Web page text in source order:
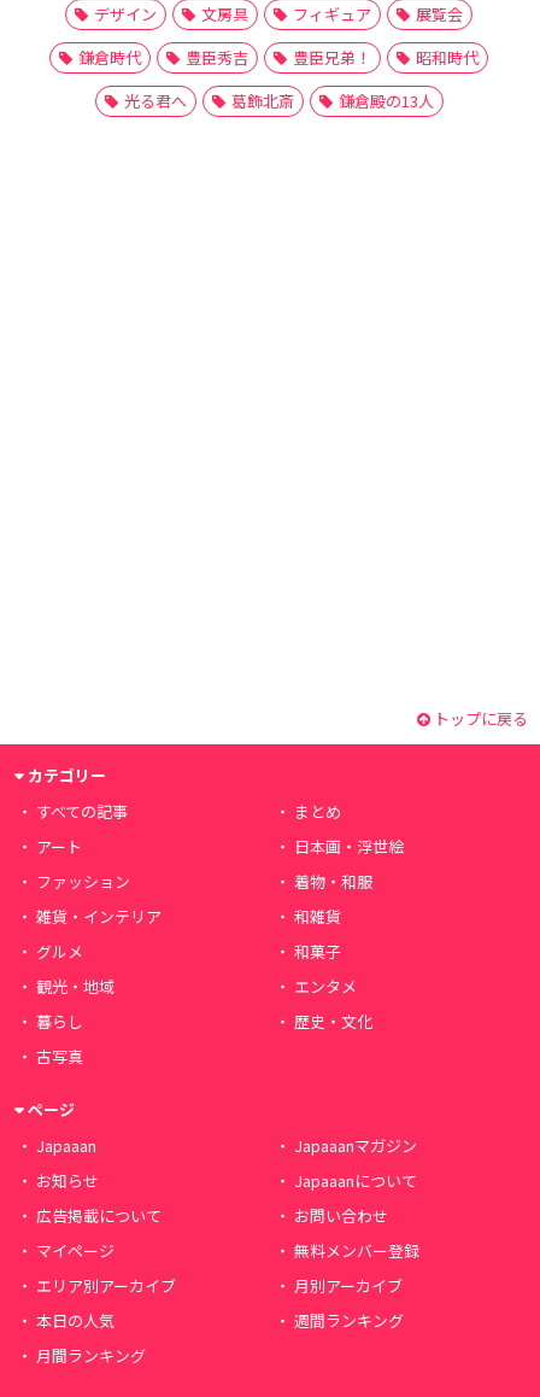
デザイン
文房具 フィギュア
展覧会
鎌倉時代
豊臣秀吉 豊臣兄弟！
昭和時代
光る君へ
葛飾北斎 鎌倉殿の13人
トップに戻る
カテゴリー
すべての記事
まとめ
アート
日本画・浮世絵
ファッション
着物・和服
雑貨・インテリア
和雑貨
グルメ
和菓子
観光・地域
エンタメ
暮らし
歴史・文化
古写真
ページ
Japaaan
Japaaanマガジン
お知らせ
Japaaanについて
広告掲載について
お問い合わせ
マイページ
無料メンバー登録
エリア別アーカイブ
月別アーカイブ
本日の人気
週間ランキング
月間ランキング